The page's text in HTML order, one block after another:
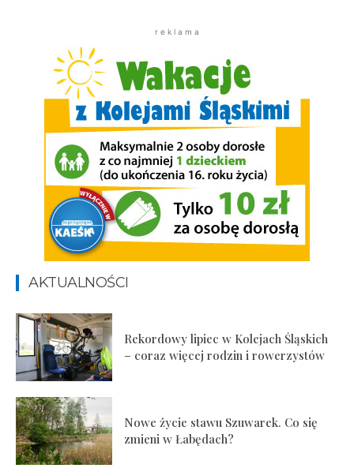
r e k l a m a
AKTUALNOŚCI
Rekordowy lipiec w Kolejach Śląskich
– coraz więcej rodzin i rowerzystów
Nowe życie stawu Szuwarek. Co się
zmieni w Łabędach?